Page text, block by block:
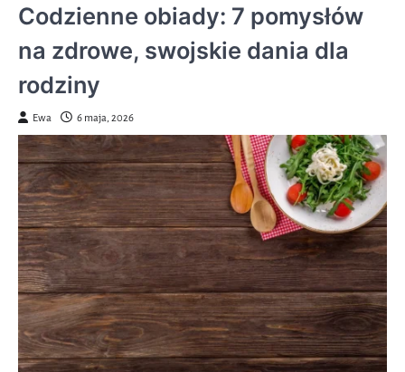
Codzienne obiady: 7 pomysłów
na zdrowe, swojskie dania dla
rodziny
Ewa 6 maja, 2026